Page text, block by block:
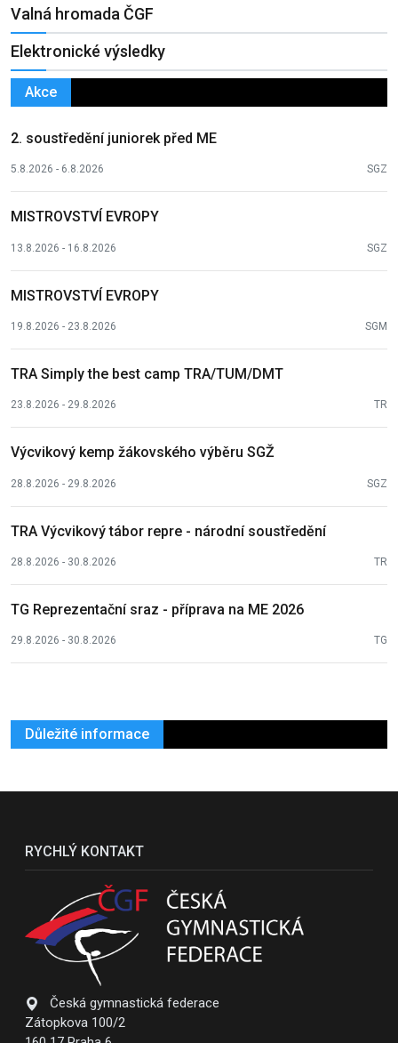
Valná hromada ČGF
Elektronické výsledky
Akce
2. soustředění juniorek před ME
5.8.2026 - 6.8.2026 SGZ
MISTROVSTVÍ EVROPY
13.8.2026 - 16.8.2026 SGZ
MISTROVSTVÍ EVROPY
19.8.2026 - 23.8.2026 SGM
TRA Simply the best camp TRA/TUM/DMT
23.8.2026 - 29.8.2026 TR
Výcvikový kemp žákovského výběru SGŽ
28.8.2026 - 29.8.2026 SGZ
TRA Výcvikový tábor repre - národní soustředění
28.8.2026 - 30.8.2026 TR
TG Reprezentační sraz - příprava na ME 2026
29.8.2026 - 30.8.2026 TG
Důležité informace
RYCHLÝ KONTAKT
Česká gymnastická federace
Zátopkova 100/2